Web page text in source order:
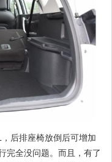
后排座椅放倒后可增加
完全没问题。而且，有了